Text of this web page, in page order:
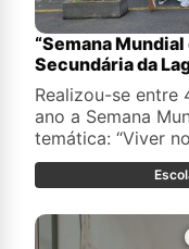
“Semana
Secundária da
Realizou-se entre
ano a Semana
temática: “Viver
promovido, pela
Clube de
Astronómico de